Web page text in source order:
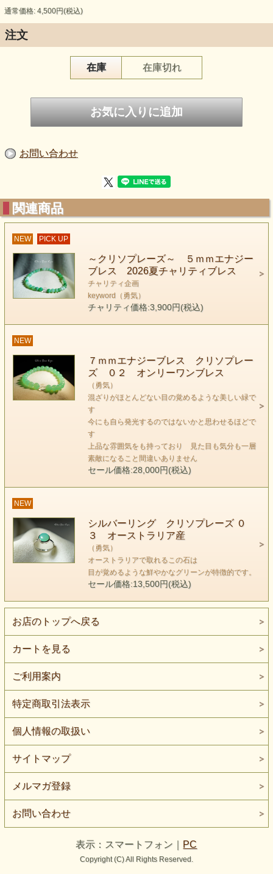
色鮮やかな緑が綺麗なクリソプレーズが
目が覚めるような鮮やかなグリーンが特徴的です
鮮やかだけど、落ち着くようなそんな
keyword （勇気）
私たちの心が喜びで溢れている時は
肉体と精神と霊のバランスが保たれ
自然と一体であり、体中にエネルギーがみなぎります。
クリソプレーズに魅かれる人は
多くの過去世で人生を闘争として経験しており
自分の人生に無力感を感じてしまいます。
クリソプレーズは勇気そのものです。
自分の能力と可能性を認め
自らの足で 今世での強さの経験をつむことです。
あなたは誰でもなく、自分自身であること。
独自のパターンを生き抜く勇気を持つことが
周りを克服するにはまず、自らを克服せよ
それが本当の勇気であるということを
教えてくれています。
通常価格: 4,500円(税込)
注文
在庫 在庫切れ
お問い合わせ
関連商品
NEW PICK UP
～クリソプレーズ～ ５ｍｍエナジー
ブレス 2026夏チャリティブレス
チャリティ企画
keyword（勇気）
チャリティ価格:3,900円(税込)
NEW
７ｍｍエナジーブレス クリソプレー
ズ ０２ オンリーワンブレス
（勇気）
混ざりがほとんどない目の覚めるような美しい緑で
す
今にも自ら発光するのではないかと思わせるほどで
す
上品な雰囲気をも持っており 見た目も気分も一層
素敵になること間違いありません
セール価格:28,000円(税込)
NEW
シルバーリング クリソプレーズ ０
３ オーストラリア産
（勇気）
オーストラリアで取れるこの石は
目が覚めるような鮮やかなグリーンが特徴的です。
セール価格:13,500円(税込)
お店のトップへ戻る
カートを見る
ご利用案内
特定商取引法表示
個人情報の取扱い
サイトマップ
メルマガ登録
お問い合わせ
表示：スマートフォン｜ PC
Copyright (C) All Rights Reserved.